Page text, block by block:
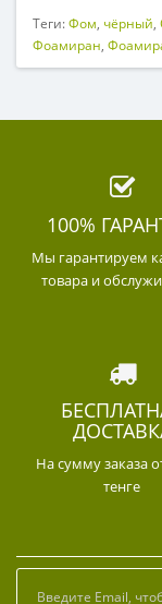
Теги:Фом, чёрный,
Фоамиран,
100%
Мы гарантируем
товара и
На сумму заказа
тенге